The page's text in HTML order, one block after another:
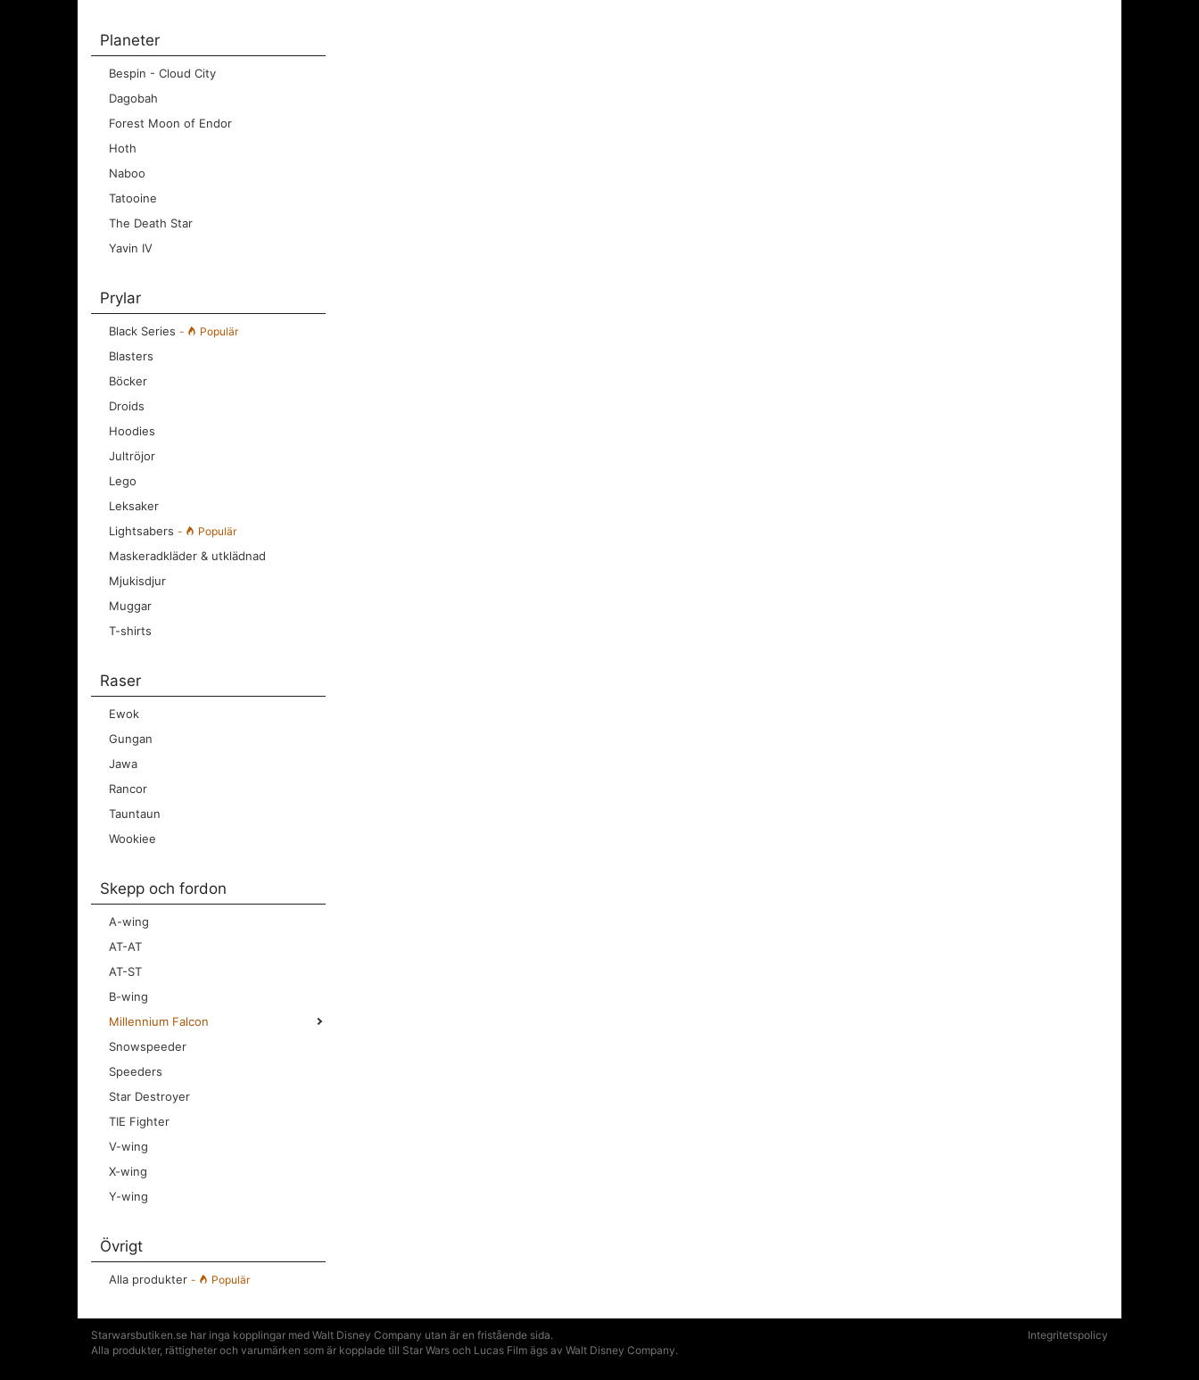
Planeter
Bespin - Cloud City
Dagobah
Forest Moon of Endor
Hoth
Naboo
Tatooine
The Death Star
Yavin IV
Prylar
Black Series - Populär
Blasters
Böcker
Droids
Hoodies
Jultröjor
Lego
Leksaker
Lightsabers - Populär
Maskeradkläder & utklädnad
Mjukisdjur
Muggar
T-shirts
Raser
Ewok
Gungan
Jawa
Rancor
Tauntaun
Wookiee
Skepp och fordon
A-wing
AT-AT
AT-ST
B-wing
Millennium Falcon
Snowspeeder
Speeders
Star Destroyer
TIE Fighter
V-wing
X-wing
Y-wing
Övrigt
Alla produkter - Populär
Starwarsbutiken.se har inga kopplingar med Walt Disney Company utan är en fristående sida.
Alla produkter, rättigheter och varumärken som är kopplade till Star Wars och Lucas Film ägs av Walt Disney Company.
Integritetspolicy